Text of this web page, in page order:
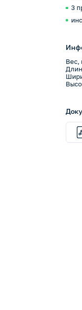
3
Вес,